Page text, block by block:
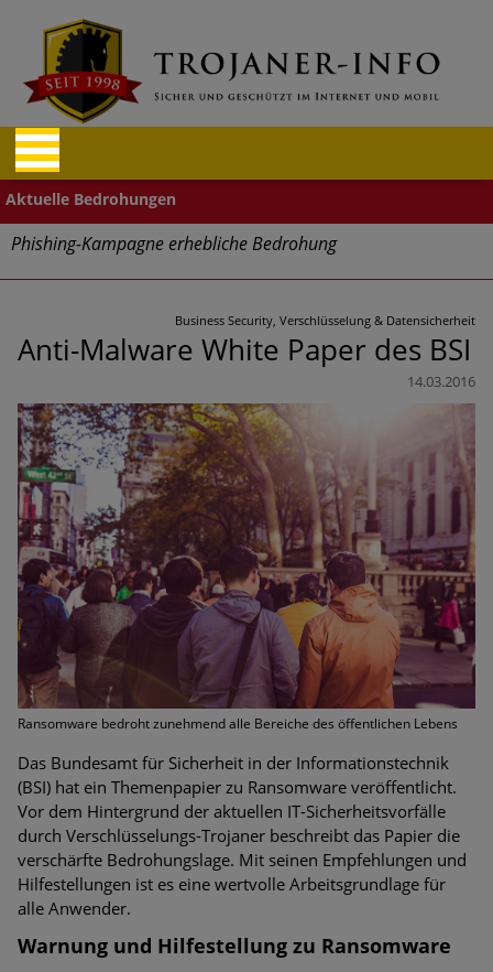
Phishing-Kampagne erhebliche Bedrohung
Welle an Social-Engineering-Betrugsmaschen und
Identitätsdiebstahl
unübersichtlichere Cyber-Bedrohungslage – was CISOs jetzt
für mehr Cyber-Resilienz tun können
Digitale Assets aller Arten im Fokus der aktuellen Cyber-
Bedrohungen
Ungebremster Aufstieg: Mega-Ransomware. Deutsche
Unternehmen dürfen Bedrohungspotential nicht
unterschätzen
Weiterentwicklung der HTTP-basierten Cyberangriffe lässt
Experten vor Tsunami bei Web-DDoS-Angriffen warnen
Phishing-Trend: Führungskräfte im Visier. Was hilft gegen
Harpoon Whaling?
Aktuelle Phishing-Kampagnen mit großen Markennamen –
Amazon hat nun reagiert
Fake-Unternehmensprofile auf LinkedIn: Unternehmen und
Nutzer im Visier der Datendiebe
Cyber Experience Center in Augsburg
Business Security, Verschlüsselung & Datensicherheit
Anti-Malware White Paper des BSI
14.03.2016
Ransomware bedroht zunehmend alle Bereiche des öffentlichen Lebens
Das Bundesamt für Sicherheit in der Informationstechnik
(BSI) hat ein Themenpapier zu Ransomware veröffentlicht.
Vor dem Hintergrund der aktuellen IT-Sicherheitsvorfälle
durch Verschlüsselungs-Trojaner beschreibt das Papier die
verschärfte Bedrohungslage. Mit seinen Empfehlungen und
Hilfestellungen ist es eine wertvolle Arbeitsgrundlage für
alle Anwender.
Warnung und Hilfestellung zu Ransomware